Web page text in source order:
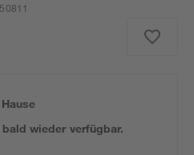
wieder verfügbar.